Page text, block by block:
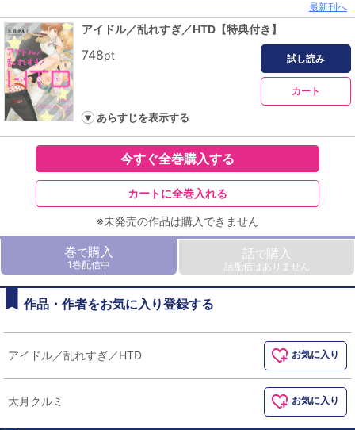
最新刊へ
アイドル／乱れすぎ／HTD【特典付き】
748pt 試し読み
カート
あらすじを表示する
今すぐ全巻購入する
カートに全巻入れる
※未発売の作品は購入できません
巻で購入
1巻配信中
話で購入
話配信はありません
作品・作者をお気に入り登録する
アイドル／乱れすぎ／HTD お気に入り
大月クルミ お気に入り